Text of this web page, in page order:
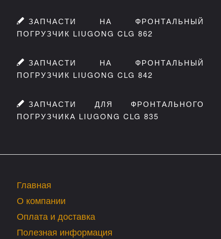
ЗАПЧАСТИ НА ФРОНТАЛЬНЫЙ
ПОГРУЗЧИК LIUGONG CLG 862
ЗАПЧАСТИ НА ФРОНТАЛЬНЫЙ
ПОГРУЗЧИК LIUGONG CLG 842
ЗАПЧАСТИ ДЛЯ ФРОНТАЛЬНОГО
ПОГРУЗЧИКА LIUGONG CLG 835
Главная
О компании
Оплата и доставка
Полезная информация